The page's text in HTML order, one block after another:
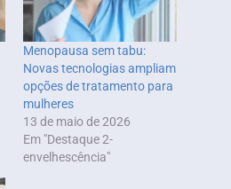
Menopausa sem tabu:
Novas tecnologias ampliam
opções de tratamento para
mulheres
13 de maio de 2026
Em "Destaque 2-
envelhescência"